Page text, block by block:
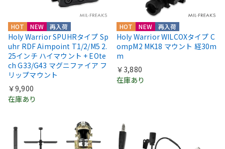
HOT NEW 再入荷
Holy Warrior SPUHRタイプ Sp
uhr RDF Aimpoint T1/2/M5 2.
25インチ ハイマウント + EOte
ch G33/G43 マグニファイア フ
リップマウント
￥9,900
在庫あり
HOT NEW 再入荷
Holy Warrior WILCOXタイプ C
ompM2 MK18 マウント 経30m
m
￥3,880
在庫あり